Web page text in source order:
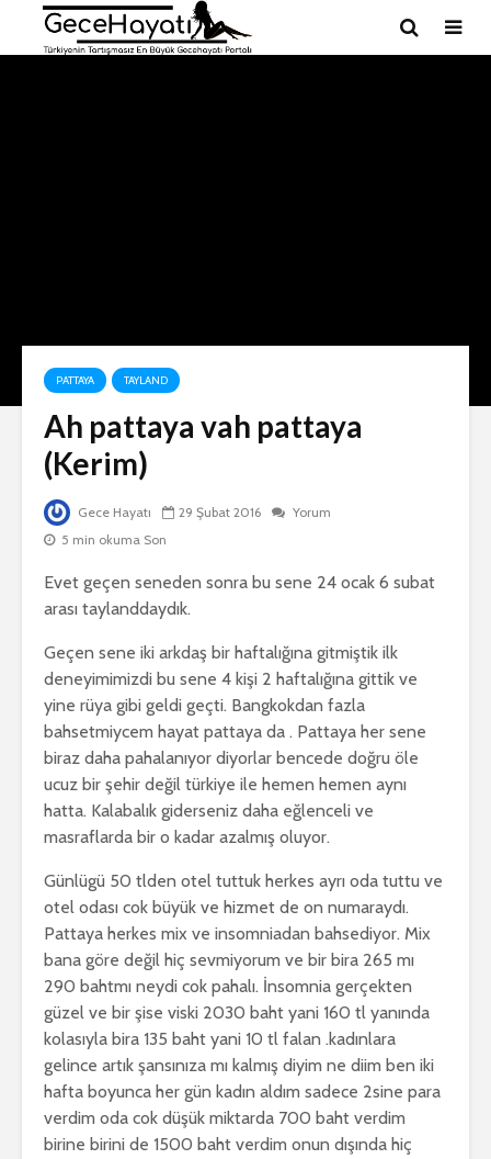
PATTAYA TAYLAND
Ah pattaya vah pattaya
(Kerim)
Gece Hayatı 29 Şubat 2016
Yorum
5 min okuma Son
Evet geçen seneden sonra bu sene 24 ocak 6 subat
arası taylanddaydık.
Geçen sene iki arkdaş bir haftalığına gitmiştik ilk
deneyimimizdi bu sene 4 kişi 2 haftalığına gittik ve
yine rüya gibi geldi geçti. Bangkokdan fazla
bahsetmiycem hayat pattaya da . Pattaya her sene
biraz daha pahalanıyor diyorlar bencede doğru öle
ucuz bir şehir değil türkiye ile hemen hemen aynı
hatta. Kalabalık giderseniz daha eğlenceli ve
masraflarda bir o kadar azalmış oluyor.
Günlügü 50 tlden otel tuttuk herkes ayrı oda tuttu ve
otel odası cok büyük ve hizmet de on numaraydı.
Pattaya herkes mix ve insomniadan bahsediyor. Mix
bana göre değil hiç sevmiyorum ve bir bira 265 mı
290 bahtmı neydi cok pahalı. İnsomnia gerçekten
güzel ve bir şise viski 2030 baht yani 160 tl yanında
kolasıyla bira 135 baht yani 10 tl falan .kadınlara
gelince artık şansınıza mı kalmış diyim ne diim ben iki
hafta boyunca her gün kadın aldım sadece 2sine para
verdim oda cok düşük miktarda 700 baht verdim
birine birini de 1500 baht verdim onun dışında hiç